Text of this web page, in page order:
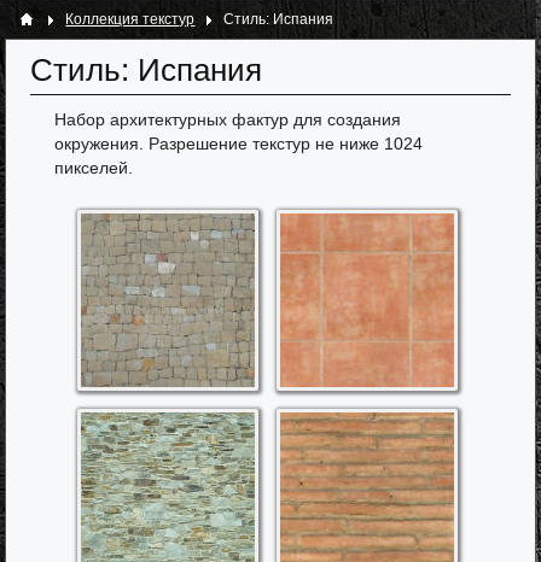
Коллекция текстур Стиль: Испания
Стиль: Испания
Набор архитектурных фактур для создания
окружения. Разрешение текстур не ниже 1024
пикселей.